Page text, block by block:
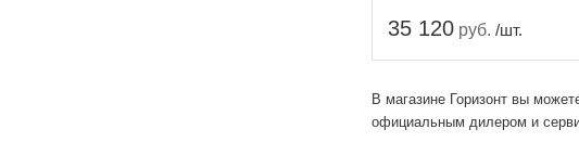
В магазине Горизонт вы
официальным дилером и
35 120 руб. /шт.